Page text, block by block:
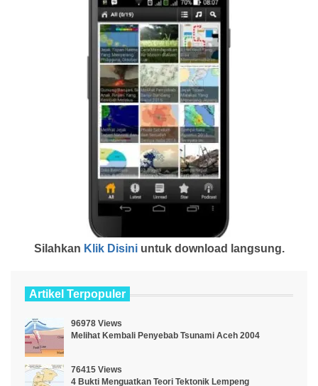
Silahkan Klik Disiniuntuk download langsung.
Artikel Terpopuler
96978 Views
Melihat Kembali Penyebab Tsunami Aceh 2004
76415 Views
4 Bukti Menguatkan Teori Tektonik Lempeng